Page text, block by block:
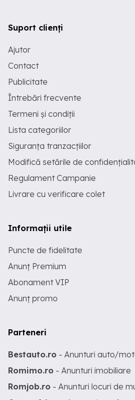
Suport clienți
Ajutor
Contact
Publicitate
Întrebări frecvente
Termeni și condiții
Lista categoriilor
Siguranța tranzacțiilor
Modifică setările de
Regulament Campanie
Livrare cu verificare colet
Informații utile
Puncte de fidelitate
Anunț Premium
Abonament VIP
Anunț promo
Parteneri
Bestauto.ro - Anunturi auto/
Romimo.ro - Anunturi imobiliare
Romjob.ro - Anunturi locuri de